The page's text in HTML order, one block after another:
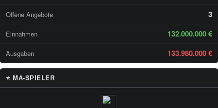
Offene Angebote 3
Einnahmen 132.000.000 €
Ausgaben 133.980.000 €
⭐ MA-SPIELER